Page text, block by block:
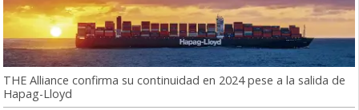
THE Alliance confirma su continuidad en 2024 pese a la salida de
Hapag-Lloyd